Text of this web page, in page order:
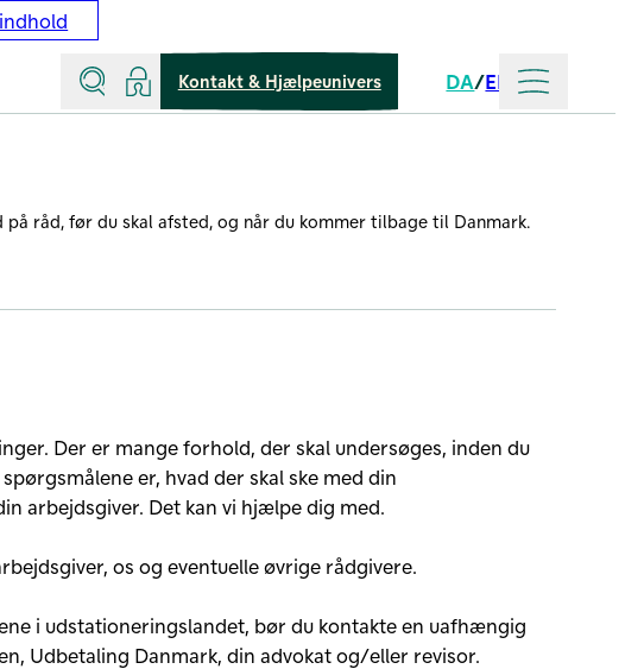
Søg Log indKontakt & Hjælpeunivers
Sprog
DA EN Mere
råd, før du skal afsted, og når du kommer tilbage til Danmark.
Der er mange forhold, der skal undersøges, inden du
er, hvad der skal ske med din
arbejdsgiver. Det kan vi hjælpe dig med.
os og eventuelle øvrige rådgivere.
i udstationeringslandet, bør du kontakte en uafhængig
Udbetaling Danmark, din advokat og/eller revisor.